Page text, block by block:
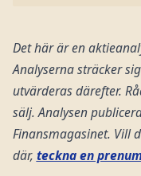
Det här är en
Analyserna sträcker
utvärderas därefter.
sälj. Analysen
Finansmagasinet. Vill
där, teckna en